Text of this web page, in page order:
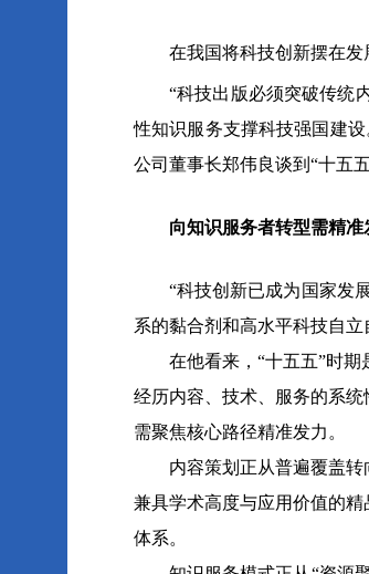
在我国将科技创新摆在发
“科技出版必须突破传统内
性知识服务支撑科技强国建
公司董事长郑伟良谈到“十五
向知识服务者转型需精准
“科技创新已成为国家发展
系的黏合剂和高水平科技自立
在他看来，“十五五”时期
经历内容、技术、服务的系
需聚焦核心路径精准发力。
内容策划正从普遍覆盖转向
兼具学术高度与应用价值的
体系。